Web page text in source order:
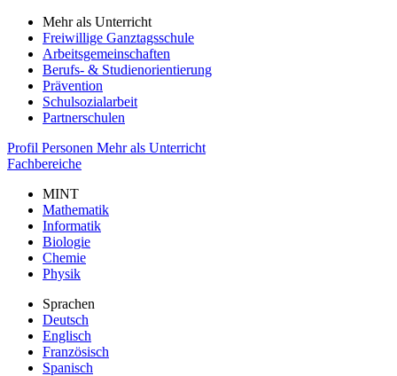
Mehr als Unterricht
Freiwillige Ganztagsschule
Arbeitsgemeinschaften
Berufs- & Studienorientierung
Prävention
Schulsozialarbeit
Partnerschulen
Profil Personen Mehr als Unterricht
Fachbereiche
MINT
Mathematik
Informatik
Biologie
Chemie
Physik
Sprachen
Deutsch
Englisch
Französisch
Spanisch